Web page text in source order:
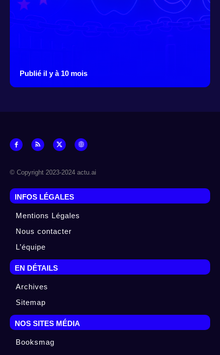
Publié il y à 10 mois
© Copyright 2023-2024 actu.ai
INFOS LÉGALES
Mentions Légales
Nous contacter
L’équipe
EN DÉTAILS
Archives
Sitemap
NOS SITES MÉDIA
Booksmag